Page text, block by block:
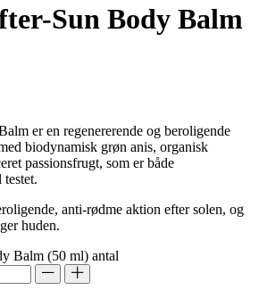
Sun Body Balm
er en regenererende og beroligende
biodynamisk grøn anis, organisk
passionsfrugt, som er både
anti-rødme aktion efter solen, og
huden.
Balm (50 ml) antal